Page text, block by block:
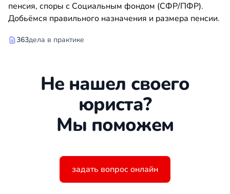
пенсия, споры с Социальным фондом (СФР/ПФР).
Добьёмся правильного назначения и размера пенсии.
363дела в практике
Не нашел своего
юриста?
Мы поможем
задать вопрос онлайн